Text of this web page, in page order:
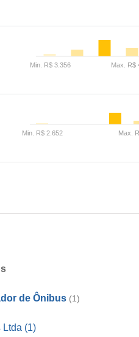
de Ônibus (1)
Ltda (1)